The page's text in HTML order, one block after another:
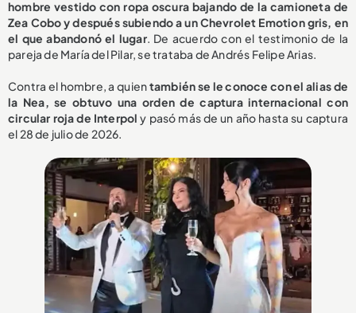
hombre vestido con ropa oscura bajando de la camioneta de
Zea Cobo y después subiendo a un Chevrolet Emotion gris, en
el que abandonó el lugar. De acuerdo con el testimonio de la
pareja de María del Pilar, se trataba de Andrés Felipe Arias.
Contra el hombre, a quientambién se le conoce con el alias de
la Nea, se obtuvo una orden de captura internacional con
circular roja de Interpol y pasó más de un año hasta su captura
el 28 de julio de 2026.